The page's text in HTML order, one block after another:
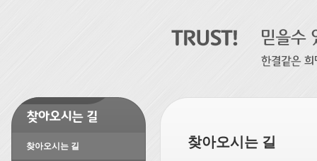
찾아오시는 길 찾아오시는 길